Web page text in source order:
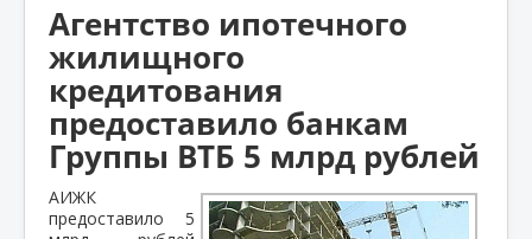
Агентство ипотечного
жилищного
кредитования
предоставило банкам
Группы ВТБ 5 млрд рублей
АИЖК
предоставило 5